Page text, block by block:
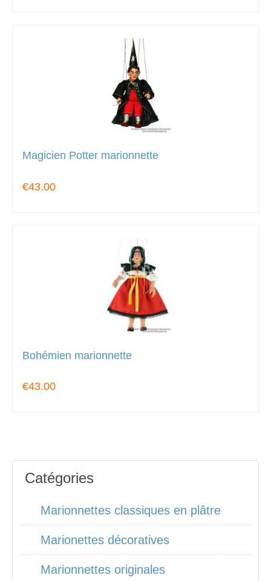
Magicien Potter marionnette
€43.00
Bohémien marionnette
€43.00
Catégories
Marionnettes classiques en plâtre
Marionettes décoratives
Marionnettes originales